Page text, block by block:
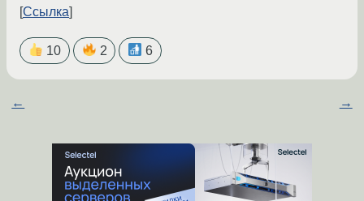
Ссылка
10 2 6
← →